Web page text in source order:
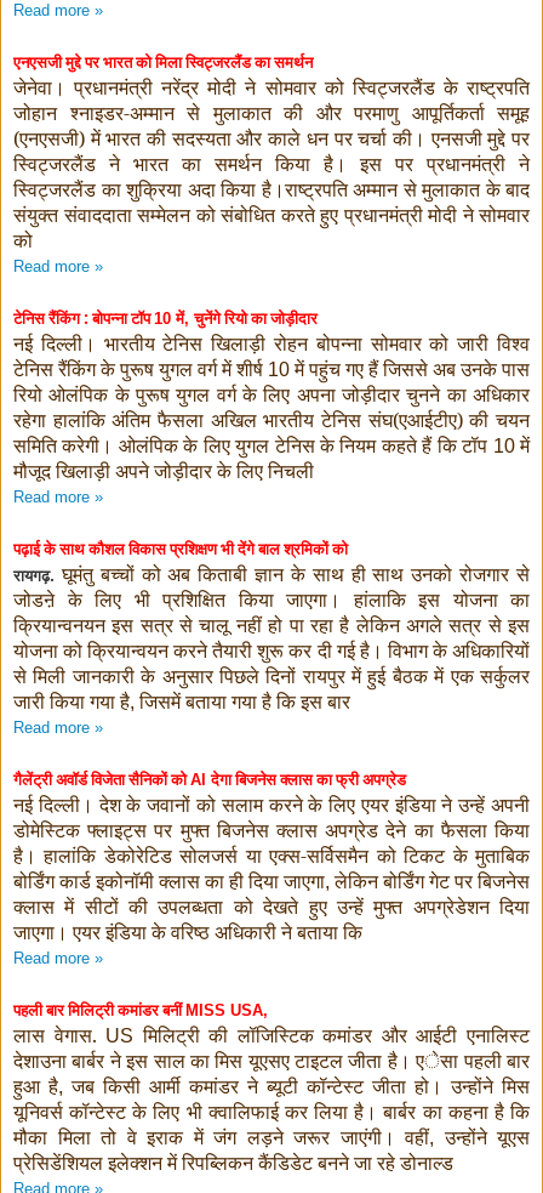
Read more »
एनएसजी मुद्दे पर भारत को मिला स्विट्जरलैंड का समर्थन
जेनेवा। प्रधानमंत्री नरेंद्र मोदी ने सोमवार को स्विट्जरलैंड के राष्ट्रपति
जोहान श्नाइडर-अम्मान से मुलाकात की और परमाणु आपूर्तिकर्ता समूह
(एनएसजी) में भारत की सदस्यता और काले धन पर चर्चा की। एनसजी मुद्दे पर
स्विट्जरलैंड ने भारत का समर्थन किया है। इस पर प्रधानमंत्री ने
स्विट्जरलैंड का शुक्रिया अदा किया है।राष्ट्रपति अम्मान से मुलाकात के बाद
संयुक्त संवाददाता सम्मेलन को संबोधित करते हुए प्रधानमंत्री मोदी ने सोमवार
को
Read more »
टेनिस रैंकिंग : बोपन्ना टॉप10में,चुनेंगे रियो का जोड़ीदार
नई दिल्ली। भारतीय टेनिस खिलाड़ी रोहन बोपन्ना सोमवार को जारी विश्व
टेनिस रैंकिंग के पुरूष युगल वर्ग में शीर्ष 10में पहुंच गए हैं जिससे अब उनके पास
रियो ओलंपिक के पुरूष युगल वर्ग के लिए अपना जोड़ीदार चुनने का अधिकार
रहेगा हालांकि अंतिम फैसला अखिल भारतीय टेनिस संघ(एआईटीए) की चयन
समिति करेगी। ओलंपिक के लिए युगल टेनिस के नियम कहते हैं कि टॉप 10में
मौजूद खिलाड़ी अपने जोड़ीदार के लिए निचली
Read more »
पढ़ाई के साथ कौशल विकास प्रशिक्षण भी देंगे बाल श्रमिकों को
रायगढ़. घूमंतु बच्चों को अब किताबी ज्ञान के साथ ही साथ उनको रोजगार से
जोडऩे के लिए भी प्रशिक्षित किया जाएगा। हांलाकि इस योजना का
क्रियान्वनयन इस सत्र से चालू नहीं हो पा रहा है लेकिन अगले सत्र से इस
योजना को क्रियान्वयन करने तैयारी शुरू कर दी गई है। विभाग के अधिकारियों
से मिली जानकारी के अनुसार पिछले दिनों रायपुर में हुई बैठक में एक सर्कुलर
जारी किया गया है,जिसमें बताया गया है कि इस बार
Read more »
गैलेंट्री अवॉर्ड विजेता सैनिकों कोAIदेगा बिजनेस क्लास का फ्री अपग्रेड
नई दिल्ली। देश के जवानों को सलाम करने के लिए एयर इंडिया ने उन्हें अपनी
डोमेस्टिक फ्लाइट्स पर मुफ्त बिजनेस क्लास अपग्रेड देने का फैसला किया
है। हालांकि डेकोरेटिड सोलजर्स या एक्स-सर्विसमैन को टिकट के मुताबिक
बोर्डिंग कार्ड इकोनॉमी क्लास का ही दिया जाएगा,लेकिन बोर्डिंग गेट पर बिजनेस
क्लास में सीटों की उपलब्धता को देखते हुए उन्हें मुफ्त अपग्रेडेशन दिया
जाएगा। एयर इंडिया के वरिष्ठ अधिकारी ने बताया कि
Read more »
पहली बार मिलिट्री कमांडर बनीं MISS USA,
लास वेगास. USमिलिट्री की लॉजिस्टिक कमांडर और आईटी एनालिस्ट
देशाउना बार्बर ने इस साल का मिस यूएसए टाइटल जीता है। एेसा पहली बार
हुआ है,जब किसी आर्मी कमांडर ने ब्यूटी कॉन्टेस्ट जीता हो। उन्होंने मिस
यूनिवर्स कॉन्टेस्ट के लिए भी क्वालिफाई कर लिया है। बार्बर का कहना है कि
मौका मिला तो वे इराक में जंग लड़ने जरूर जाएंगी। वहीं,उन्होंने यूएस
प्रेसिडेंशियल इलेक्शन में रिपब्लिकन कैंडिडेट बनने जा रहे डोनाल्ड
Read more »